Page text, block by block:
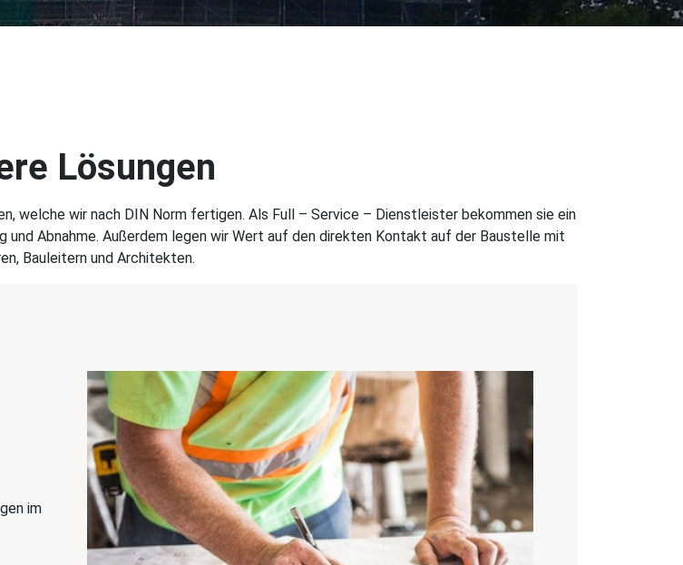
Lösungen
welche wir nach DIN Norm fer­tigen. Als Full – Service – Dienstleister bekommen sie ein
Abnahme. Außerdem legen wir Wert auf den direkten Kontakt auf der Baustelle mit
Bauleitern und Architekten.
im